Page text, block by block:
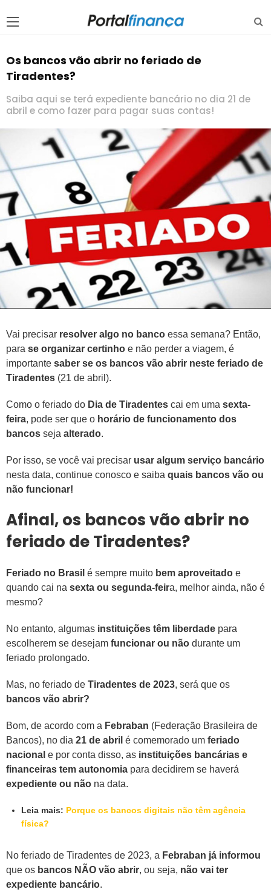
Os bancos vão abrir no feriado de
Tiradentes?
Saiba aqui se terá expediente bancário no dia 21 de
abril e como fazer para pagar suas contas!
Vai precisar resolver algo no banco essa semana? Então,
para se organizar certinho e não perder a viagem, é
importante saber se os bancos vão abrir neste feriado de
Tiradentes (21 de abril).
Como o feriado do Dia de Tiradentes cai em uma sexta-
feira, pode ser que o horário de funcionamento dos
bancos seja alterado.
Por isso, se você vai precisar usar algum serviço bancário
nesta data, continue conosco e saiba quais bancos vão ou
não funcionar!
Afinal, os bancos vão abrir no
feriado de Tiradentes?
Feriado no Brasil é sempre muito bem aproveitado e
quando cai na sexta ou segunda-feira, melhor ainda, não é
mesmo?
No entanto, algumas instituições têm liberdade para
escolherem se desejam funcionar ou não durante um
feriado prolongado.
Mas, no feriado de Tiradentes de 2023, será que os
bancos vão abrir?
Bom, de acordo com a Febraban (Federação Brasileira de
Bancos), no dia 21 de abril é comemorado um feriado
nacional e por conta disso, as instituições bancárias e
financeiras tem autonomia para decidirem se haverá
expediente ou não na data.
Leia mais: Porque os bancos digitais não têm agência
física?
No feriado de Tiradentes de 2023, a Febraban já informou
que os bancos NÃO vão abrir, ou seja, não vai ter
expediente bancário.